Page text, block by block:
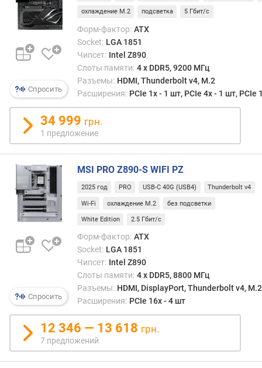
с
т
о
т
а
Г
ц
)
м
а
к
с
и
м
а
ь
н
б
ъ
е
м
п
а
Спросить
охлаждение M.2 подсветка 5 Гбит/с
Форм-фактор: ATX
Socket: LGA 1851
Чипсет: Intel Z890
Слоты памяти: 4 х DDR5, 9200 МГц
Разъемы: HDMI, Thunderbolt v4, M.2
Расширения: PCIe 1x - 1 шт, PCIe 4x - 1 шт, PCIe
34 999 грн.
1 предложение
Спросить
MSI PRO Z890-S WIFI PZ
2025 год PRO USB-C 40G (USB4) Thunderbolt v4
Wi-Fi охлаждение M.2 без подсветки
White Edition 2.5 Гбит/с
Форм-фактор: ATX
Socket: LGA 1851
Чипсет: Intel Z890
Слоты памяти: 4 х DDR5, 8800 МГц
Разъемы: HDMI, DisplayPort, Thunderbolt v4, M.2
Расширения: PCIe 16x - 4 шт
12 346 — 13 618 грн.
7 предложений